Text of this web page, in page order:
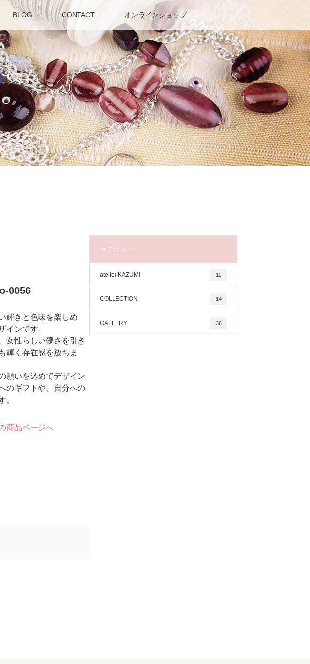
BLOG CONTACT オンラインショップ
0056
輝きと色味を楽しめ
インです。
女性らしい儚さを引き
輝く存在感を放ちま
願いを込めてデザイン
のギフトや、自分への
。
商品ページへ
カテゴリー
atelier KAZUMI 11
COLLECTION 14
GALLERY 36